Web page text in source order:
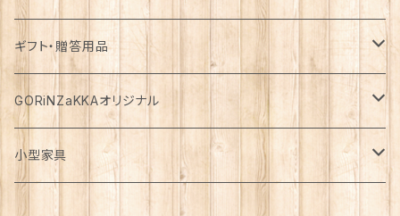
花瓶
お風呂・ランドリー
タオル
マフラー・ストール
ブランケット
バッグ
カゴバッグ
お箸
カトラリー
ストロー
ポット・急須
ジョウロ
鉢
はさみ
支柱
ステーショナリー
紙類
ノート
ミニチュア
アウトドア
手芸用品
ジャケット
パーカー・ウィンドブレーカー
カーディガン
ベスト
半袖
五分丈、七分丈
ニット
タンクトップ
スカート
キュロット
ワイドパンツ
パンツ
ワンピース・チュニック
ルームウェア・パジャマ
アンダーウェア
レッグウェア
食器・カトラリー
バッテリー
ブランケット・寝具
パックご飯
お餅
麺類
穀物
飲料
水・炭酸水
ジュース
ペーパー類
トイレットペーパー
ライト
ろうそく
犬用
猫用
メダカ
ウェットフード
無添加・手作り（犬用）
猫用
缶詰
犬用
レトルト食品
犬用
基礎化粧品
化粧水
乳液
メイク用品
ボディーソープ
ヘアケア
ギフト・贈答用品
食品・飲料
食器類
GORiNZaKKAオリジナル
アパレル
Tシャツ
アクセサリー
小型家具
スツール